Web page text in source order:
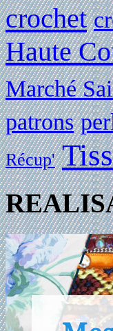
crochet
Haute
Marché
patrons
Récup'